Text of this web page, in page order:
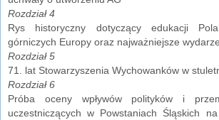
Rozdział 4
Rys historyczny dotyczący edukacji
górniczych Europy oraz najważniejsze
Rozdział 5
71. lat Stowarzyszenia Wychowanków w
Rozdział 6
Próba oceny wpływów polityków i
uczestniczących w Powstaniach Śląskich